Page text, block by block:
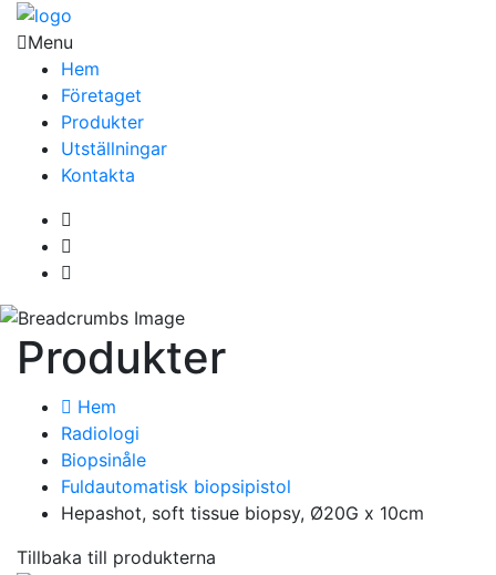
Menu
Hem
Företaget
Produkter
Utställningar
Kontakta
Produkter
Hem
Radiologi
Biopsinåle
Fuldautomatisk biopsipistol
Hepashot, soft tissue biopsy, Ø20G x 10cm
Tillbaka till produkterna